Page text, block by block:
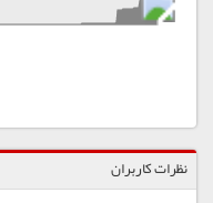
نظرات کاربران